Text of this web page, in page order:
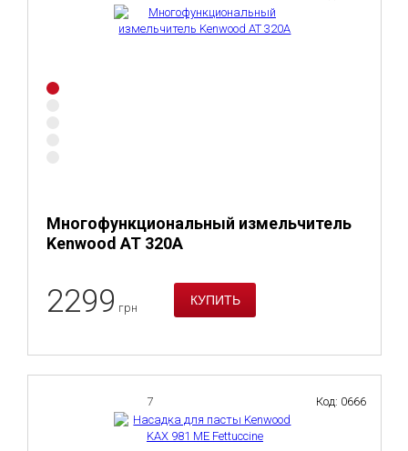
Многофункциональный измельчитель
Kenwood AT 320A
2299 грн
7 Код: 0666